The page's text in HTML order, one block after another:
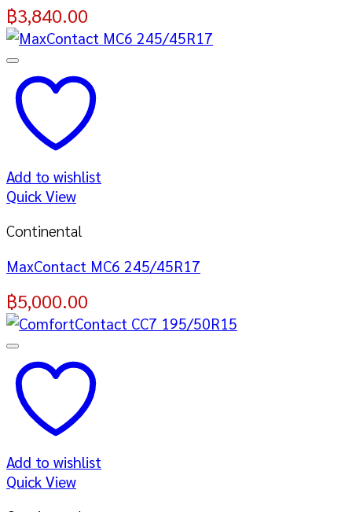
฿3,840.00
Add to wishlist
Quick View
Continental
MaxContact MC6 245/45R17
฿5,000.00
Add to wishlist
Quick View